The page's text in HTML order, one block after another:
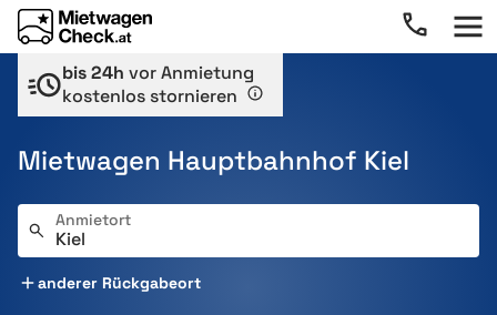
bis 24h vor Anmietung
kostenlos stornieren
Mietwagen Hauptbahnhof Kiel
Anmietort
anderer Rückgabeort